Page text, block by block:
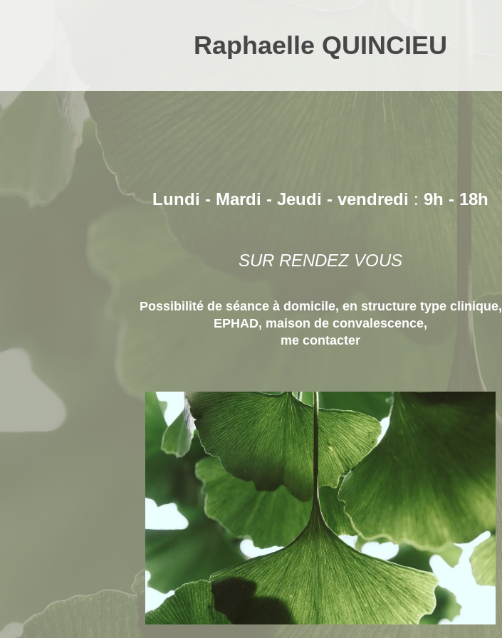
Raphaelle QUINCIEU
Lundi - Mardi - Jeudi - vendredi : 9h - 18h
SUR RENDEZ VOUS
Possibilité de séance à domicile, en structure type clinique,
EPHAD, maison de convalescence,
me contacter